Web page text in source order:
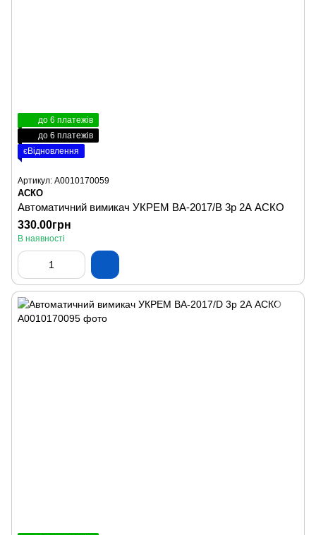
до 6 платежів
до 6 платежів
єВідновлення
Артикул: A0010170059
АСКО
Автоматичний вимикач УКРЕМ ВА-2017/B 3р 2А АСКО
330.00грн
В наявності